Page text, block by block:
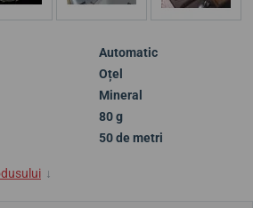
Automatic
Oțel
Mineral
80 g
50 de metri
↓